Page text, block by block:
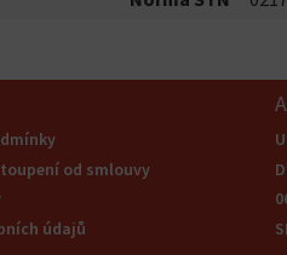
od smlouvy
údajů